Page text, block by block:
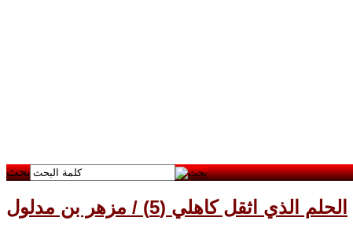
بحث
الحلم الذي اثقل كاهلي (5) / مزهر بن مدلول